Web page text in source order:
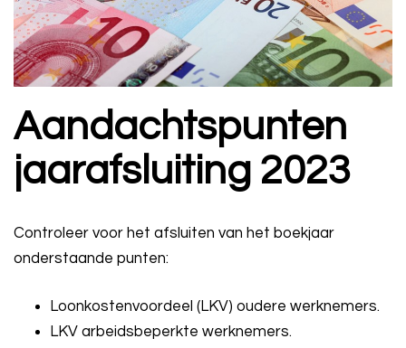
Aandachtspunten
jaarafsluiting 2023
Controleer voor het afsluiten van het boekjaar
onderstaande punten:
Loonkostenvoordeel (LKV) oudere werknemers.
LKV arbeidsbeperkte werknemers.